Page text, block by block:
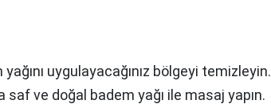
yağını uygulayacağınız bölgeyi temizleyin.
ve doğal badem yağı ile masaj yapın.